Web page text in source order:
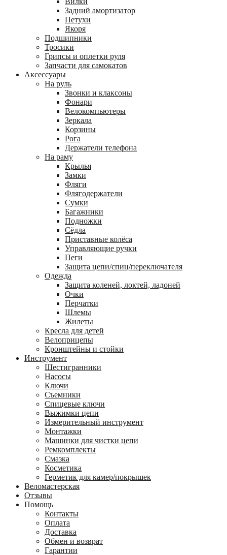
Задний амортизатор
Петухи
Якоря
Подшипники
Тросики
Грипсы и оплетки руля
Запчасти для самокатов
Аксессуары
На руль
Звонки и клаксоны
Фонари
Велокомпьютеры
Зеркала
Корзины
Рога
Держатели телефона
На раму
Крылья
Замки
Фляги
Флягодержатели
Сумки
Багажники
Подножки
Сёдла
Приставные колёса
Управляющие ручки
Пеги
Защита цепи/спиц/переключателя
Одежда
Защита коленей, локтей, ладоней
Очки
Перчатки
Шлемы
Жилеты
Кресла для детей
Велоприцепы
Кронштейны и стойки
Инструмент
Шестигранники
Насосы
Ключи
Съемники
Спицевые ключи
Выжимки цепи
Измерительный инструмент
Монтажки
Машинки для чистки цепи
Ремкомплекты
Смазка
Косметика
Герметик для камер/покрышек
Веломастерская
Отзывы
Помощь
Контакты
Оплата
Доставка
Обмен и возврат
Гарантии